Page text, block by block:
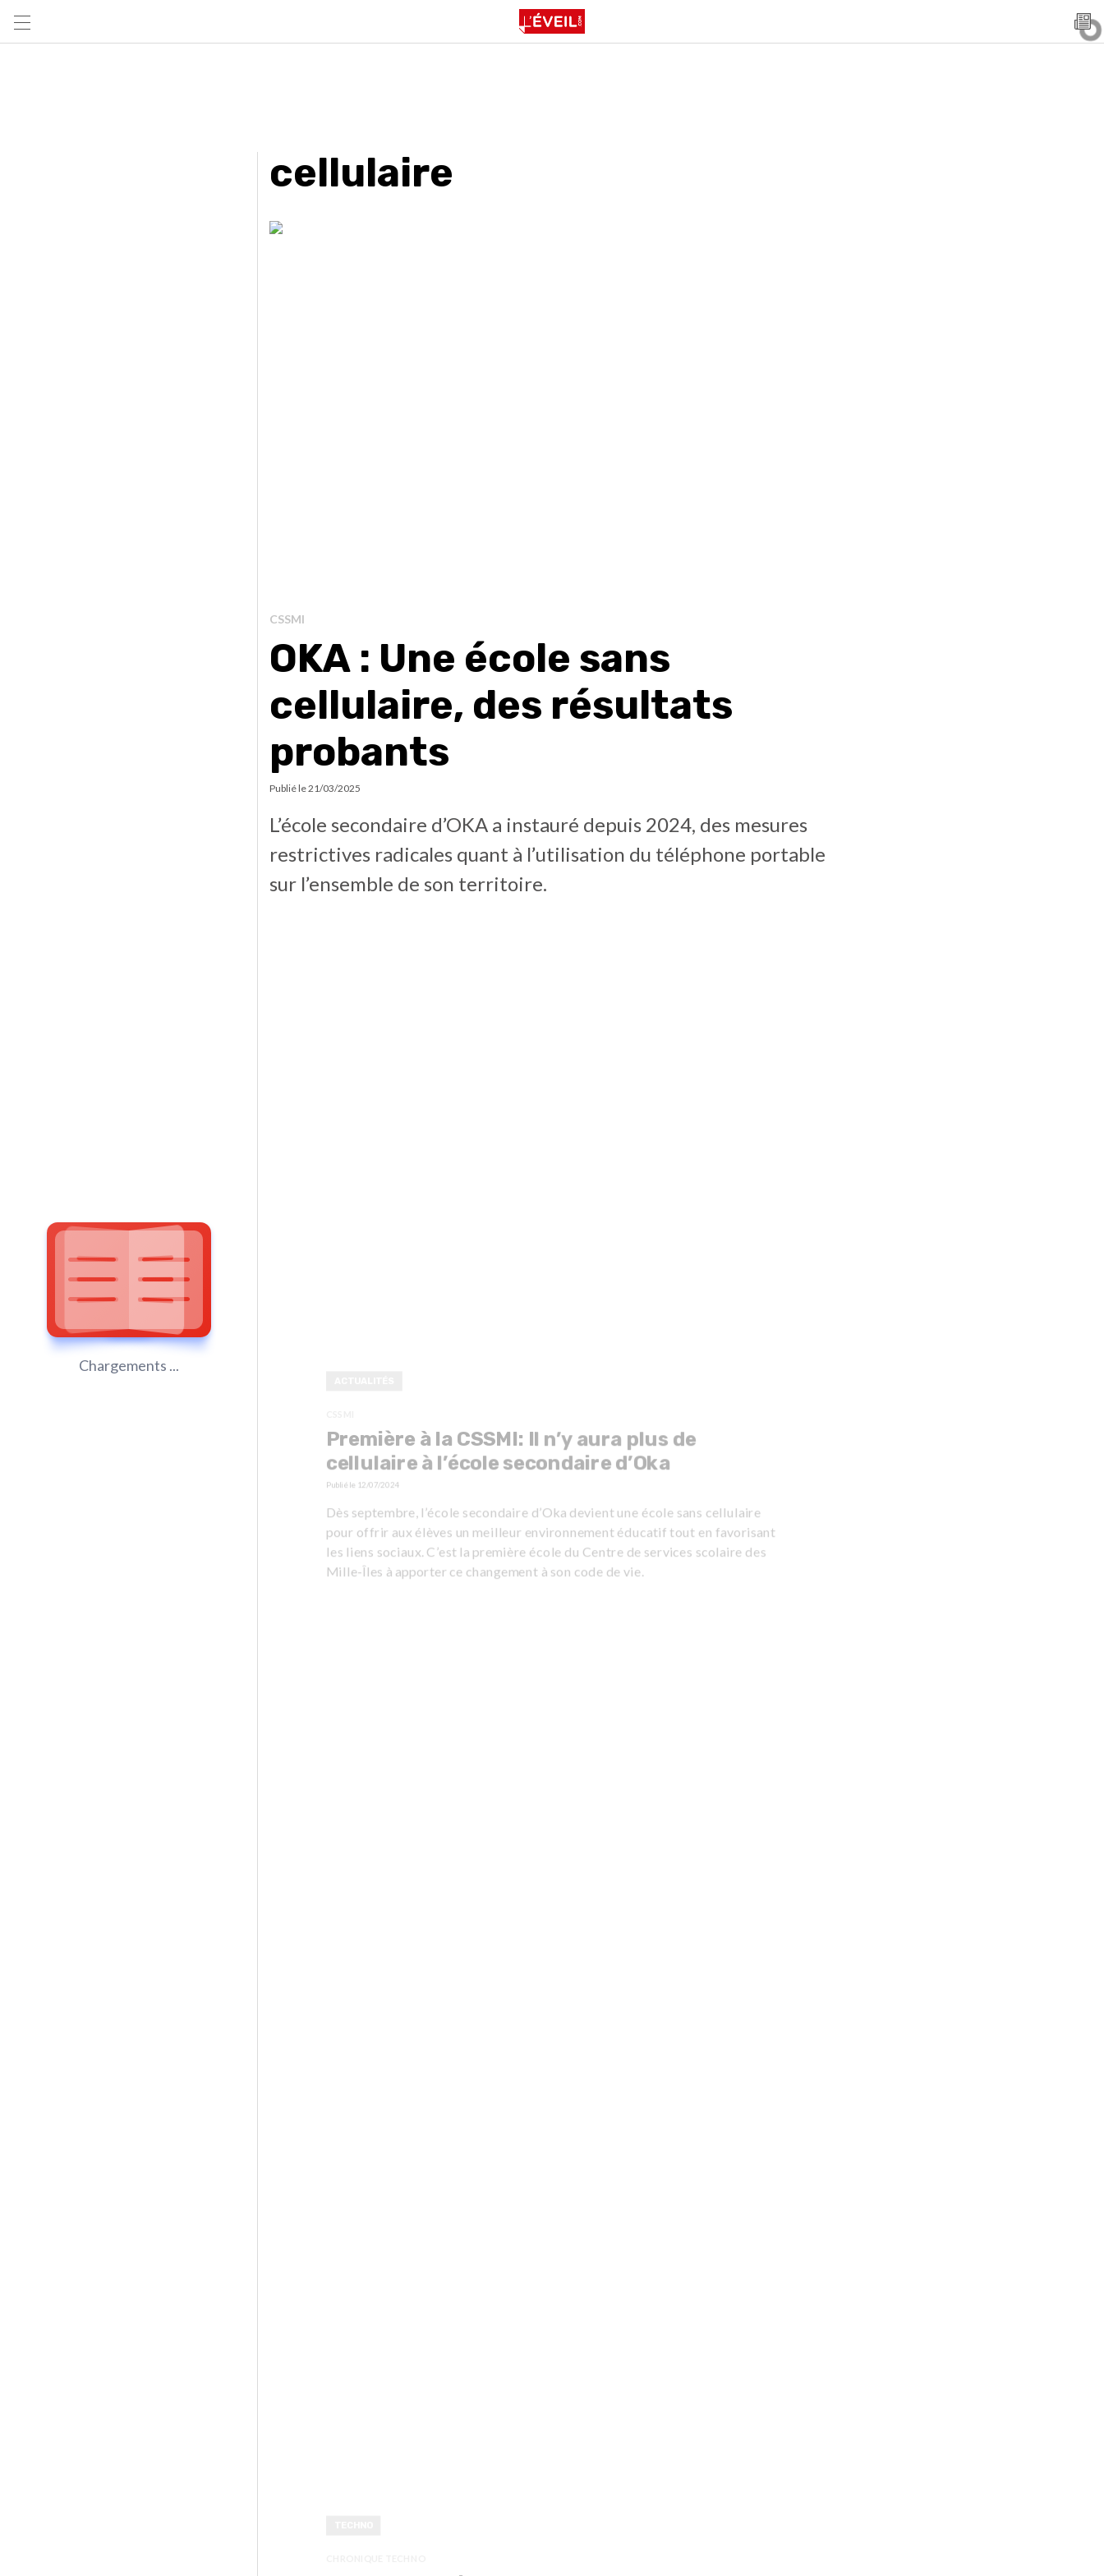
Chargements ...
cellulaire
CSSMI
OKA : Une école sans
cellulaire, des résultats
probants
Publié le21/03/2025
L’école secondaire d’OKA a instauré depuis 2024, des mesures
restrictives radicales quant à l’utilisation du téléphone portable
sur l’ensemble de son territoire.
Première à la CSSMI: Il n’y aura plus de
cellulaire à l’école secondaire d’Oka
Publié le 12/07/2024
Dès septembre, l’école secondaire d’Oka devient une école sans cellulaire
pour offrir aux élèves un meilleur environnement éducatif tout en favorisant
les liens sociaux. C’est la première école du Centre de services scolaire des
Mille-Îles à apporter ce changement à son code de vie.